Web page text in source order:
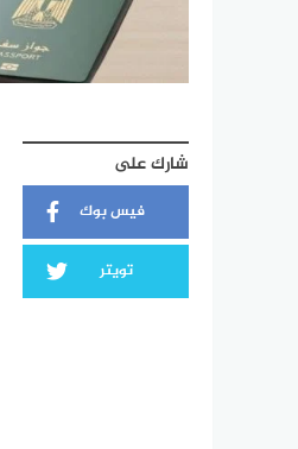
شارك على
فيس بوك
تويتر